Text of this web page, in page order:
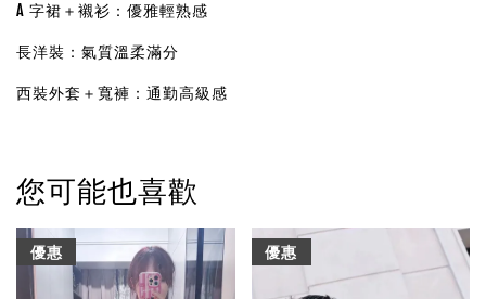
A 字裙＋襯衫：優雅輕熟感
長洋裝：氣質溫柔滿分
西裝外套＋寬褲：通勤高級感
您可能也喜歡
優惠 優惠